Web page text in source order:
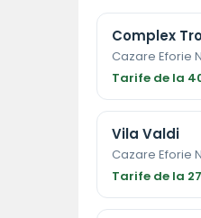
Complex
Cazare Eforie
Tarife de la
Vila Valdi
Cazare Eforie
Tarife de la